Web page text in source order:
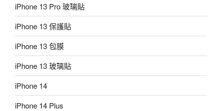
iPhone 13 Pro 玻璃貼
iPhone 13 保護貼
iPhone 13 包膜
iPhone 13 玻璃貼
iPhone 14
iPhone 14 Plus